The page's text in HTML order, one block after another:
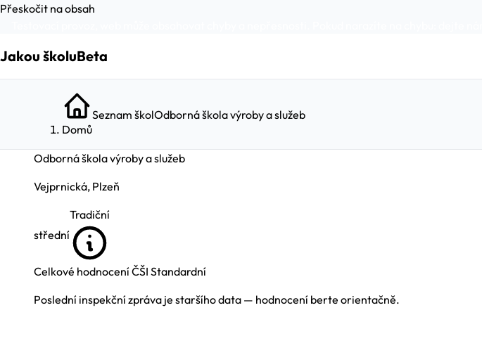
Přeskočit na obsah
Jakou školuBeta
Domů
Seznam školOdborná škola výroby a služeb
Odborná škola výroby a služeb
Vejprnická, Plzeň
střední
Tradiční
Celkové hodnocení ČŠI Standardní
Poslední inspekční zpráva je staršího data — hodnocení berte orientačně.